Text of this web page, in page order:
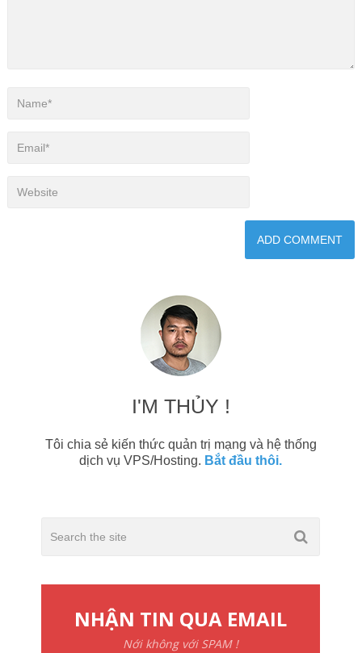
I'M THỦY !
Tôi chia sẻ kiến thức quản trị mạng và hệ thống
dịch vụ VPS/Hosting. Bắt đầu thôi.
NHẬN TIN QUA EMAIL
Nới không với SPAM !